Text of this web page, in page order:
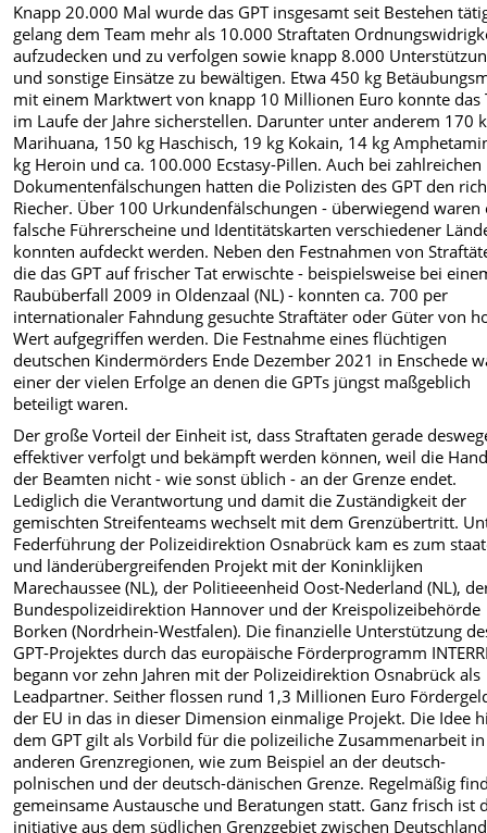
Knapp 20.000 Mal wurde das GPT insgesamt seit Bestehen
gelang dem Team mehr als 10.000 Straftaten
aufzudecken und zu verfolgen sowie knapp 8.000
und sonstige Einsätze zu bewältigen. Etwa 450 kg
mit einem Marktwert von knapp 10 Millionen Euro konnte das
im Laufe der Jahre sicherstellen. Darunter unter anderem 170
Marihuana, 150 kg Haschisch, 19 kg Kokain, 14 kg
kg Heroin und ca. 100.000 Ecstasy-Pillen. Auch bei zahlreichen
Dokumentenfälschungen hatten die Polizisten des GPT den
Riecher. Über 100 Urkundenfälschungen - überwiegend waren
falsche Führerscheine und Identitätskarten verschiedener
konnten aufdeckt werden. Neben den Festnahmen von
die das GPT auf frischer Tat erwischte - beispielsweise bei
Raubüberfall 2009 in Oldenzaal (NL) - konnten ca. 700 per
internationaler Fahndung gesuchte Straftäter oder Güter von
Wert aufgegriffen werden. Die Festnahme eines flüchtigen
deutschen Kindermörders Ende Dezember 2021 in Enschede
einer der vielen Erfolge an denen die GPTs jüngst maßgeblich
beteiligt waren.
Der große Vorteil der Einheit ist, dass Straftaten gerade
effektiver verfolgt und bekämpft werden können, weil die
der Beamten nicht - wie sonst üblich - an der Grenze endet.
Lediglich die Verantwortung und damit die Zuständigkeit der
gemischten Streifenteams wechselt mit dem Grenzübertritt.
Federführung der Polizeidirektion Osnabrück kam es zum
und länderübergreifenden Projekt mit der Koninklijken
Marechaussee (NL), der Politieeenheid Oost-Nederland (NL),
Bundespolizeidirektion Hannover und der Kreispolizeibehörde
Borken (Nordrhein-Westfalen). Die finanzielle Unterstützung
GPT-Projektes durch das europäische Förderprogramm
begann vor zehn Jahren mit der Polizeidirektion Osnabrück als
Leadpartner. Seither flossen rund 1,3 Millionen Euro
der EU in das in dieser Dimension einmalige Projekt. Die Idee
dem GPT gilt als Vorbild für die polizeiliche Zusammenarbeit in
anderen Grenzregionen, wie zum Beispiel an der deutsch-
polnischen und der deutsch-dänischen Grenze. Regelmäßig
gemeinsame Austausche und Beratungen statt. Ganz frisch ist
initiative aus dem südlichen Grenzgebiet zwischen